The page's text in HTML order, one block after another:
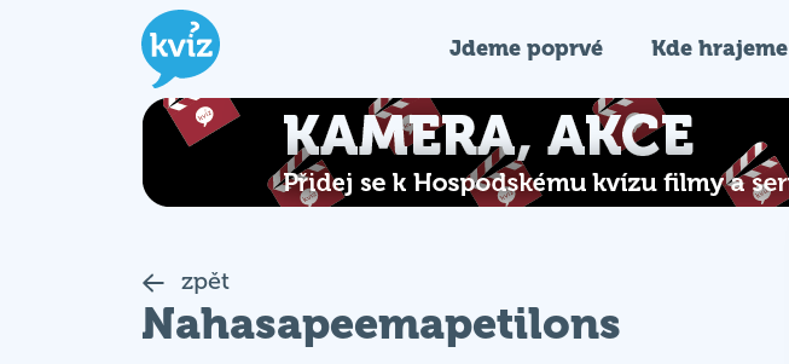
Jdeme poprvé Kde hrajeme
zpět
Nahasapeemapetilons